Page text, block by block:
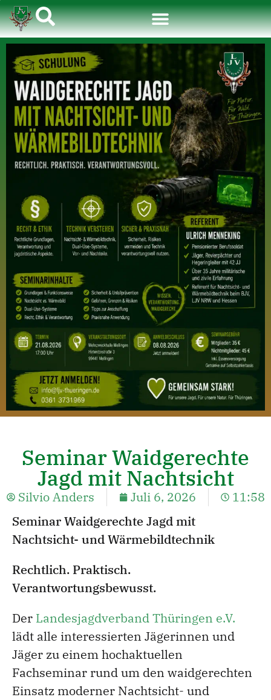
Seminar Waidgerechte
Jagd mit Nachtsicht
Silvio Anders Juli 6, 2026
11:58
Seminar Waidgerechte Jagd mit
Nachtsicht- und Wärmebildtechnik
Rechtlich. Praktisch.
Verantwortungsbewusst.
Der Landesjagdverband Thüringen e.V.
lädt alle interessierten Jägerinnen und
Jäger zu einem hochaktuellen
Fachseminar rund um den waidgerechten
Einsatz moderner Nachtsicht- und